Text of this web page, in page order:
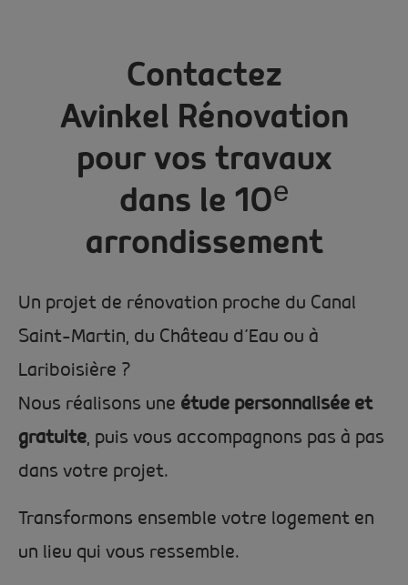
Contactez
Avinkel Rénovation
pour vos travaux
dans le 10ᵉ
arrondissement
Un projet de rénovation proche du Canal
Saint-Martin, du Château d’Eau ou à
Lariboisière ?
Nous réalisons une étude personnalisée et
gratuite, puis vous accompagnons pas à pas
dans votre projet.
Transformons ensemble votre logement en
un lieu qui vous ressemble.